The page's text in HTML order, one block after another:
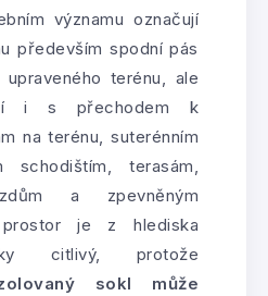
významu označují
především spodní pás
terénu, ale
i s přechodem k
na terénu, suterénním
schodištím, terasám,
a zpevněným
je z hlediska
citlivý, protože
sokl může